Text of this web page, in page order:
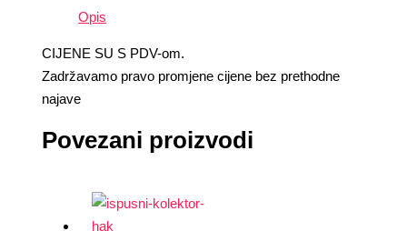
Opis
CIJENE SU S PDV-om.
Zadržavamo pravo promjene cijene bez prethodne
najave
Povezani proizvodi